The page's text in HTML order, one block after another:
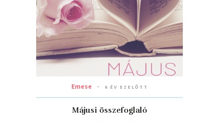
Emese 6 ÉV EZELŐTT
Májusi összefoglaló